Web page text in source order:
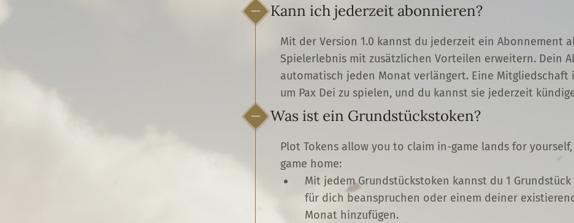
Kann ich jederzeit abonnieren?
Mit der Version 1.0 kannst du jederzeit ein Abonnement
Spielerlebnis mit zusätzlichen Vorteilen erweitern. Dein
automatisch jeden Monat verlängert. Eine
um Pax Dei zu spielen, und du kannst sie jederzeit
Was ist ein Grundstückstoken?
Plot Tokens allow you to claim in-game lands for
game home:
Mit jedem Grundstückstoken kannst du 1
für dich beanspruchen oder einem deiner
Monat hinzufügen.